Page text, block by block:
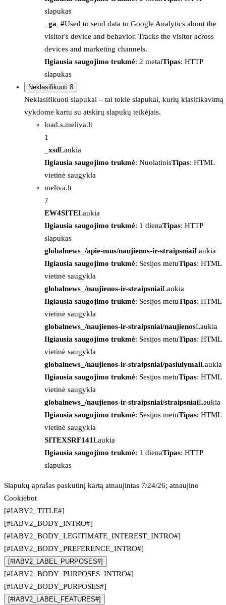
slapukas
_ga_#Used to send data to Google Analytics about the
visitor's device and behavior. Tracks the visitor across
devices and marketing channels.
Ilgiausia saugojimo trukmė: 2 metaiTipas: HTTP
slapukas
Neklasifikuoti 8
Neklasifikuoti slapukai – tai tokie slapukai, kurių klasifikavimą
vykdome kartu su atskirų slapukų teikėjais.
load.s.meliva.lt
1
_xsdLaukia
Ilgiausia saugojimo trukmė: NuolatinisTipas: HTML
vietinė saugykla
meliva.lt
7
EW4SITELaukia
Ilgiausia saugojimo trukmė: 1 dienaTipas: HTTP
slapukas
globalnews_/apie-mus/naujienos-ir-straipsniaiLaukia
Ilgiausia saugojimo trukmė: Sesijos metuTipas: HTML
vietinė saugykla
globalnews_/naujienos-ir-straipsniaiLaukia
Ilgiausia saugojimo trukmė: Sesijos metuTipas: HTML
vietinė saugykla
globalnews_/naujienos-ir-straipsniai/naujienosLaukia
Ilgiausia saugojimo trukmė: Sesijos metuTipas: HTML
vietinė saugykla
globalnews_/naujienos-ir-straipsniai/pasiulymaiLaukia
Ilgiausia saugojimo trukmė: Sesijos metuTipas: HTML
vietinė saugykla
globalnews_/naujienos-ir-straipsniai/straipsniaiLaukia
Ilgiausia saugojimo trukmė: Sesijos metuTipas: HTML
vietinė saugykla
SITEXSRF141Laukia
Ilgiausia saugojimo trukmė: 1 dienaTipas: HTTP
slapukas
Slapukų aprašas paskutinį kartą atnaujintas 7/24/26; atnaujino
Cookiebot
[#IABV2_TITLE#]
[#IABV2_BODY_INTRO#]
[#IABV2_BODY_LEGITIMATE_INTEREST_INTRO#]
[#IABV2_BODY_PREFERENCE_INTRO#]
[#IABV2_LABEL_PURPOSES#]
[#IABV2_BODY_PURPOSES_INTRO#]
[#IABV2_BODY_PURPOSES#]
[#IABV2_LABEL_FEATURES#]